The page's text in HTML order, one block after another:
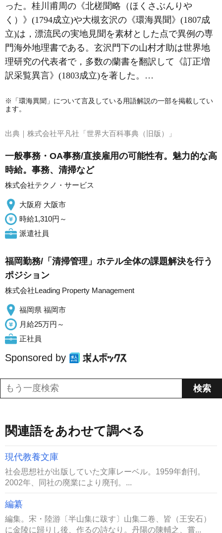
った。桂川甫周の《北槎聞略 （ほくさぶんりや
く）》(1794成立)や大槻玄沢の《環海異聞》(1807成
立)は，漂流民の実地見聞を素材とした点で異例の専
門海外地理書である。玄沢門下の山村才助は世界地
理研究の代表者で，多数の蘭書を翻訳して《訂正増
訳采覧異言》(1803成立)を著した。…
※「環海異聞」について言及している用語解説の一部を掲載してい
ます。
出典｜ 株式会社平凡社「世界大百科事典（旧版）」
一般事務・OA事務/直接雇用の可能性有。魅力的な高
時給。事務、清掃など
株式会社テクノ・サービス
大阪府 大阪市
時給1,310円～
派遣社員
福岡勤務/「清掃管理」ホテル全体の課題解決を行う
ポジション
株式会社Leading Property Management
福岡県 福岡市
月給25万円～
正社員
Sponsored by
関連語をあわせて調べる
現代教養文庫
社会思想社が出版していた文庫レーベル。1959年創刊。
2002年、同社の廃業により廃刊。...
編纂
編集。宋・陸游〔半山集に跋す〕山集二卷、皆（王安石）
に金陵に歸りし後、作るの詩なり。丹陽の陳輔之、嘗...